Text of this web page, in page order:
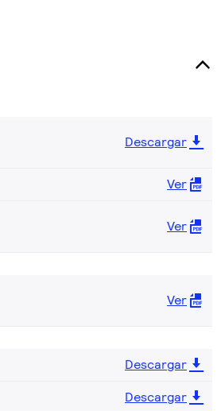
Descargar
Ver
Ver
Ver
Descargar
Descargar